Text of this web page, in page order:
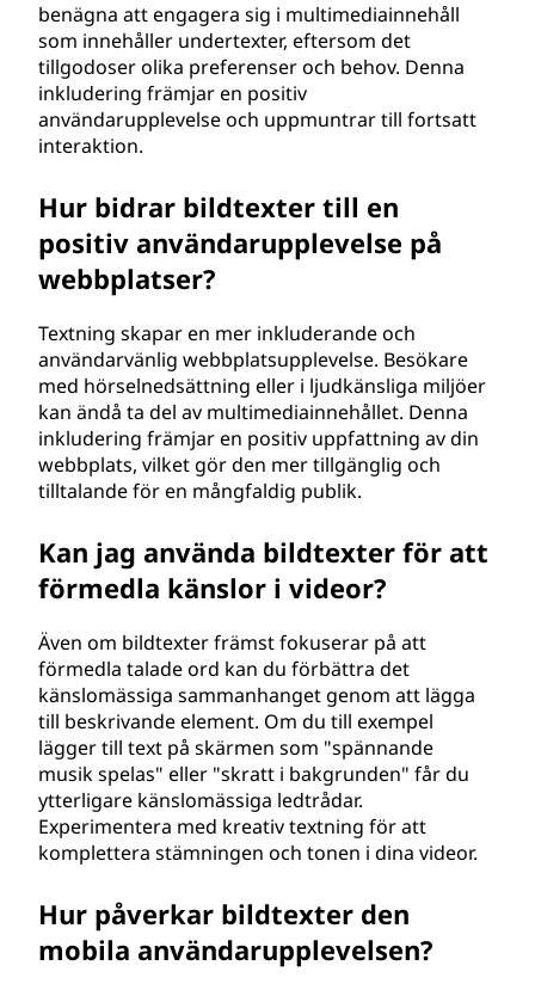
benägna att engagera sig i multimediainnehåll
som innehåller undertexter, eftersom det
tillgodoser olika preferenser och behov. Denna
inkludering främjar en positiv
användarupplevelse och uppmuntrar till fortsatt
interaktion.
Hur bidrar bildtexter till en
positiv användarupplevelse på
webbplatser?
Textning skapar en mer inkluderande och
användarvänlig webbplatsupplevelse. Besökare
med hörselnedsättning eller i ljudkänsliga miljöer
kan ändå ta del av multimediainnehållet. Denna
inkludering främjar en positiv uppfattning av din
webbplats, vilket gör den mer tillgänglig och
tilltalande för en mångfaldig publik.
Kan jag använda bildtexter för att
förmedla känslor i videor?
Även om bildtexter främst fokuserar på att
förmedla talade ord kan du förbättra det
känslomässiga sammanhanget genom att lägga
till beskrivande element. Om du till exempel
lägger till text på skärmen som "spännande
musik spelas" eller "skratt i bakgrunden" får du
ytterligare känslomässiga ledtrådar.
Experimentera med kreativ textning för att
komplettera stämningen och tonen i dina videor.
Hur påverkar bildtexter den
mobila användarupplevelsen?